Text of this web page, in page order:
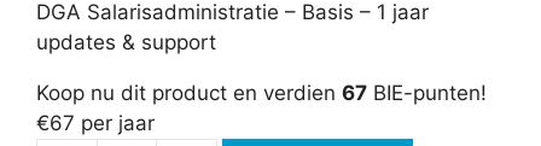
DGA Salarisadministratie – Basis – 1 jaar
updates & support
Koop nu dit product en verdien 67 BIE-punten!
€67 per jaar